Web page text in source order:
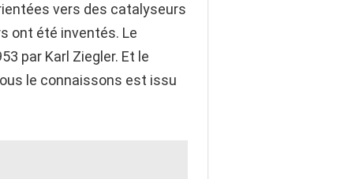
vers des catalyseurs
ont été inventés. Le
par Karl Ziegler. Et le
le connaissons est issu